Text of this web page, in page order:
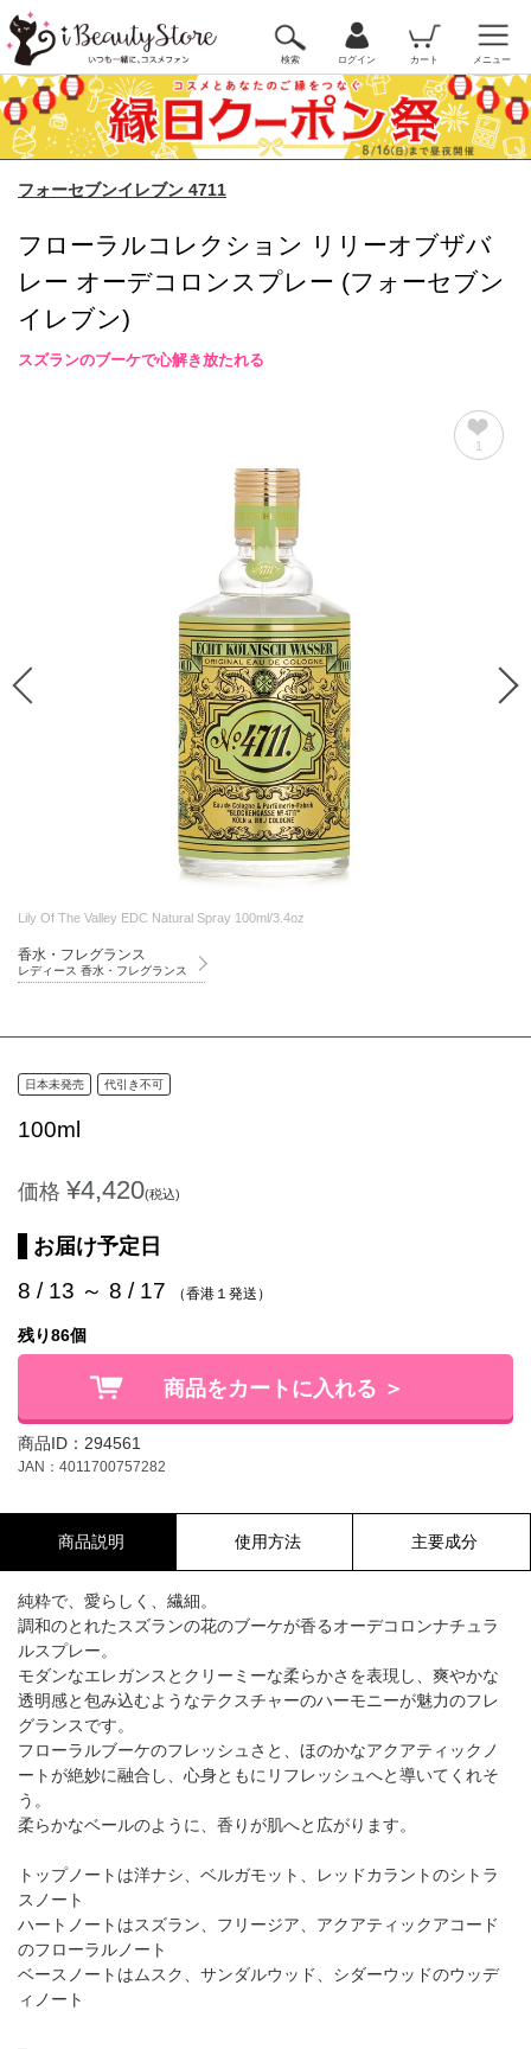
検索 ログイン カート メニュー
フォーセブンイレブン 4711
フローラルコレクション リリーオブザバ
レー オーデコロンスプレー (フォーセブン
イレブン)
スズランのブーケで心解き放たれる
1
Lily Of The Valley EDC Natural Spray 100ml/3.4oz
香水・フレグランス
レディース 香水・フレグランス
日本未発売 代引き不可
100ml
価格 ¥4,420(税込)
お届け予定日
8 / 13 ～ 8 / 17 （香港１発送）
残り86個
商品をカートに入れる ＞
商品ID：294561
JAN：4011700757282
商品説明 使用方法 主要成分
純粋で、愛らしく、繊細。
調和のとれたスズランの花のブーケが香るオーデコロンナチュラ
ルスプレー。
モダンなエレガンスとクリーミーな柔らかさを表現し、爽やかな
透明感と包み込むようなテクスチャーのハーモニーが魅力のフレ
グランスです。
フローラルブーケのフレッシュさと、ほのかなアクアティックノ
ートが絶妙に融合し、心身ともにリフレッシュへと導いてくれそ
う。
柔らかなベールのように、香りが肌へと広がります。
トップノートは洋ナシ、ベルガモット、レッドカラントのシトラ
スノート
ハートノートはスズラン、フリージア、アクアティックアコード
のフローラルノート
ベースノートはムスク、サンダルウッド、シダーウッドのウッデ
ィノート